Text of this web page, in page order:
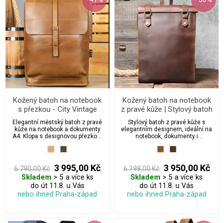
Kožený batoh na notebook
s přezkou - City Vintage
Elegantní městský batoh z pravé
kůže na notebook a dokumenty
A4. Klopa s designovou přezkou,
města.
6 790,00 Kč 3 995,00 Kč
Skladem > 5 a více ks
do út 11.8. u Vás
nebo ihned Praha-západ
Kožený batoh na notebook
z pravé kůže | Stylový batoh
do práce i na cesty
Stylový batoh z pravé kůže s
elegantním designem, ideální na
notebook, dokumenty i
praktičnosti v jednom.
6 198,00 Kč 3 950,00 Kč
Skladem > 5 a více ks
do út 11.8. u Vás
nebo ihned Praha-západ